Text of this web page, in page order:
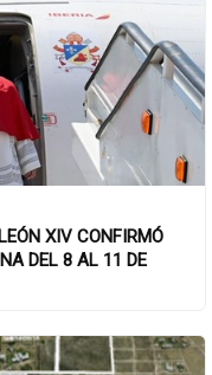
XIV CONFIRMÓ
DEL 8 AL 11 DE